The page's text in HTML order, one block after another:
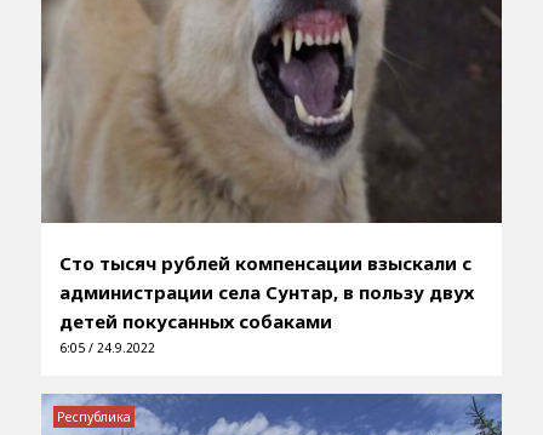
Сто тысяч рублей компенсации взыскали с
администрации села Сунтар, в пользу двух
детей покусанных собаками
6:05 / 24.9.2022
Республика